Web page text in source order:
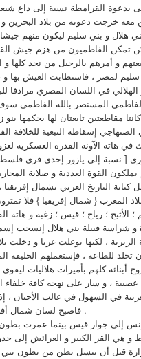
بدعوة القرامطة نسبة إلى داع
خرجت دعوته من بلاد البحرين و
هلال و بني سليم ليكون منهم
تمكن الفاطميون من هزم جيش
و أمرهم بالرحيل من نجد كلها و
لمصر ، فاستطابت العيش بها
المسنصر بالله الفاطمي
إسقاطه التبعية للخلافة
في هاته الآونة القدرة العسكرية
[ نسبة إلى يازور إحدى قرى
القوة العددية و صلابة
التاريخ العربي بشمال إفريقيا
المغرب { شمال إفريقيا } فلا
؛ رياح ؛ قيس ؛ زغبة و هاته
، لكنها توغلت غربا و دخلت
تخلد للطاعة ، فإستعملهم
كلهم بأميرات هلاليات ليقوي
في السهول في غالب الأحيان ،
فاصبح لسان شمال أفريقيا في الأعم الأغلب عربيا .
إلى جوار قيس بينما عمرت
و هي القر الكبير و العرائش إلى